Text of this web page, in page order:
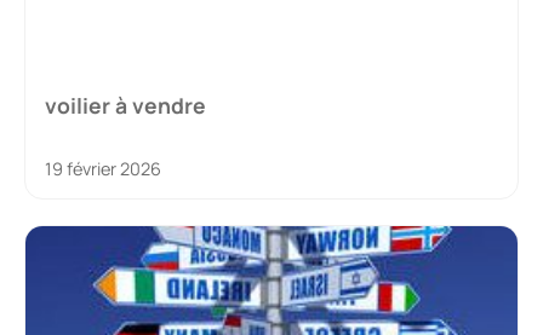
voilier à vendre
19 février 2026